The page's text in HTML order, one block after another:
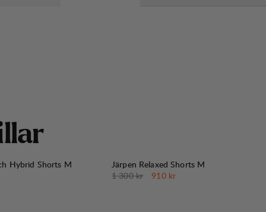
llar
Hybrid Shorts M REA
Järpen Relaxed Shorts M
Originalpris:
1 300 kr Reapris
910 kr